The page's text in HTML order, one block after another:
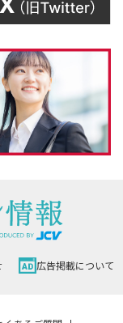
広告掲載について